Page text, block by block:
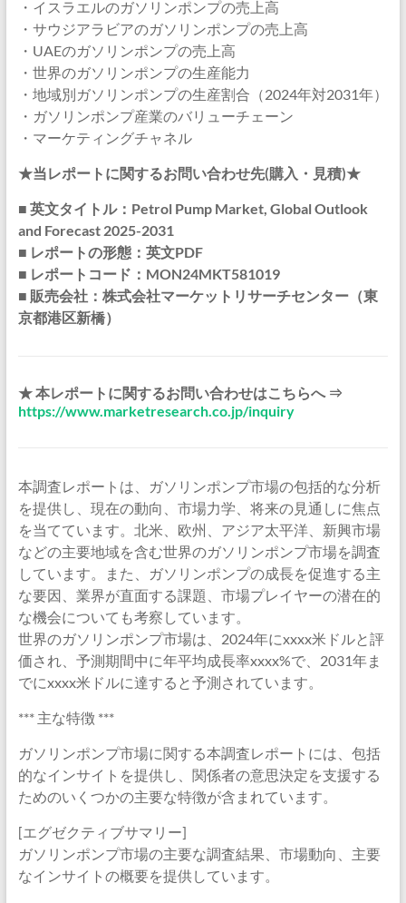
・イスラエルのガソリンポンプの売上高
・サウジアラビアのガソリンポンプの売上高
・UAEのガソリンポンプの売上高
・世界のガソリンポンプの生産能力
・地域別ガソリンポンプの生産割合（2024年対2031年）
・ガソリンポンプ産業のバリューチェーン
・マーケティングチャネル
★当レポートに関するお問い合わせ先(購入・見積)★
■ 英文タイトル：Petrol Pump Market, Global Outlook
and Forecast 2025-2031
■ レポートの形態：英文PDF
■ レポートコード：MON24MKT581019
■ 販売会社：株式会社マーケットリサーチセンター（東
京都港区新橋）
★ 本レポートに関するお問い合わせはこちらへ ⇒
https://www.marketresearch.co.jp/inquiry
本調査レポートは、ガソリンポンプ市場の包括的な分析
を提供し、現在の動向、市場力学、将来の見通しに焦点
を当てています。北米、欧州、アジア太平洋、新興市場
などの主要地域を含む世界のガソリンポンプ市場を調査
しています。また、ガソリンポンプの成長を促進する主
な要因、業界が直面する課題、市場プレイヤーの潜在的
な機会についても考察しています。
世界のガソリンポンプ市場は、2024年にxxxx米ドルと評
価され、予測期間中に年平均成長率xxxx%で、2031年ま
でにxxxx米ドルに達すると予測されています。
*** 主な特徴 ***
ガソリンポンプ市場に関する本調査レポートには、包括
的なインサイトを提供し、関係者の意思決定を支援する
ためのいくつかの主要な特徴が含まれています。
[エグゼクティブサマリー]
ガソリンポンプ市場の主要な調査結果、市場動向、主要
なインサイトの概要を提供しています。